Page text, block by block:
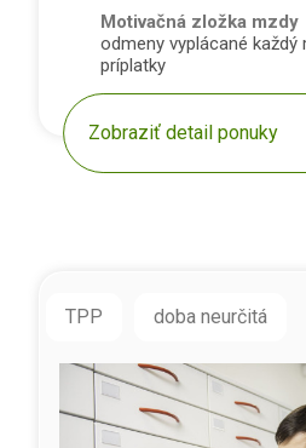
Motivačná zložka mzdy
odmeny vyplácané každý
príplatky
Zobraziť detail ponuky
TPP doba neurčitá